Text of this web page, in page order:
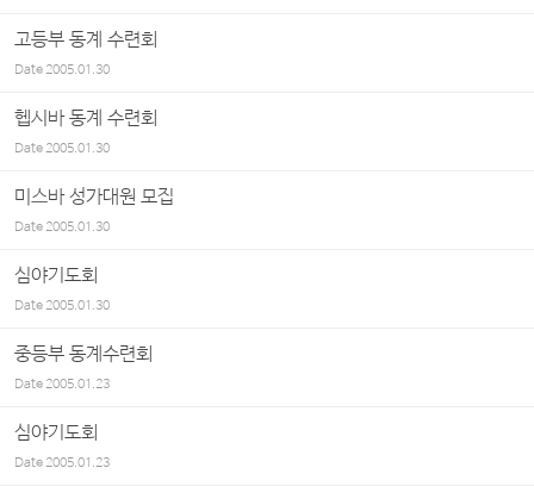
고등부 동계 수련회
Date2005.01.30
헵시바 동계 수련회
Date2005.01.30
미스바 성가대원 모집
Date2005.01.30
심야기도회
Date2005.01.30
중등부 동계수련회
Date2005.01.23
심야기도회
Date2005.01.23